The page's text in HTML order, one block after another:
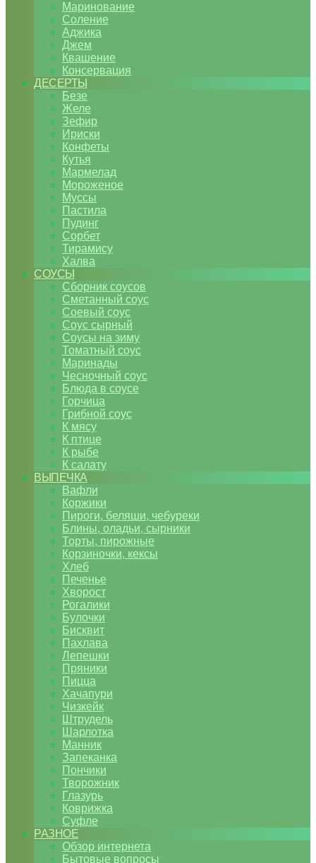
Маринование
Соление
Аджика
Джем
Квашение
Консервация
ДЕСЕРТЫ
Безе
Желе
Зефир
Ириски
Конфеты
Кутья
Мармелад
Мороженое
Муссы
Пастила
Пудинг
Сорбет
Тирамису
Халва
СОУСЫ
Сборник соусов
Сметанный соус
Соевый соус
Соус сырный
Соусы на зиму
Томатный соус
Маринады
Чесночный соус
Блюда в соусе
Горчица
Грибной соус
К мясу
К птице
К рыбе
К салату
ВЫПЕЧКА
Вафли
Коржики
Пироги, беляши, чебуреки
Блины, оладьи, сырники
Торты, пирожные
Корзиночки, кексы
Хлеб
Печенье
Хворост
Рогалики
Булочки
Бисквит
Пахлава
Лепешки
Пряники
Пицца
Хачапури
Чизкейк
Штрудель
Шарлотка
Манник
Запеканка
Пончики
Творожник
Глазурь
Коврижка
Суфле
РАЗНОЕ
Обзор интернета
Бытовые вопросы